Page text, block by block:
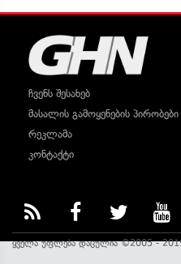
ჩვენს შესახებ
მასალის გამოყენების პირობები
რეკლამა
კონტაქტი
ყველა უფლება დაცულია ©2005 -